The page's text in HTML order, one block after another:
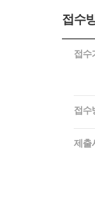
접수
접수
접수
제출